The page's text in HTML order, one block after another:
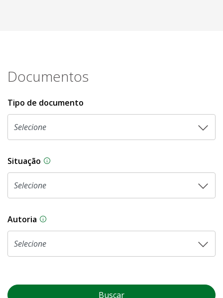
Documentos
Tipo de documento
Situação Na CLDF, as proposições legislativas
Autoria As proposições legislativas na CLDF podem
Buscar